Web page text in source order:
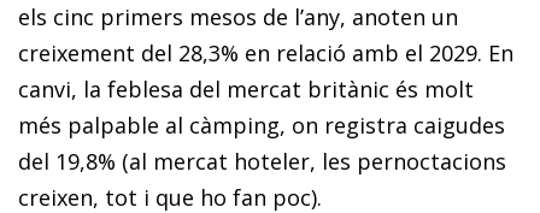
els cinc primers mesos de l’any, anoten un
creixement del 28,3% en relació amb el 2029. En
canvi, la feblesa del mercat britànic és molt
més palpable al càmping, on registra caigudes
del 19,8% (al mercat hoteler, les pernoctacions
creixen, tot i que ho fan poc).